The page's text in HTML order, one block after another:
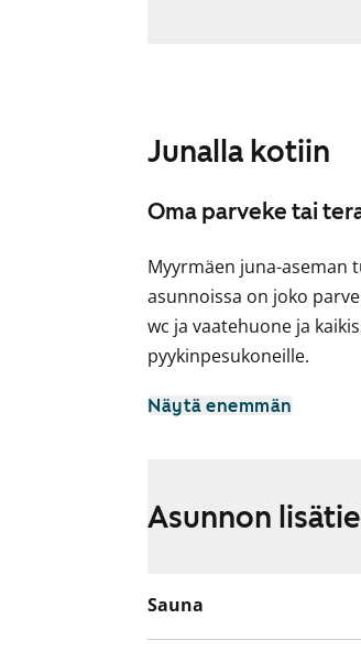
Junalla kotiin
Oma parveke tai
Myyrmäen juna-aseman
asunnoissa on joko
wc ja vaatehuone ja
pyykinpesukoneille.
Junaradan puoleisissa
Näytä enemmän
Asunnon
Sauna